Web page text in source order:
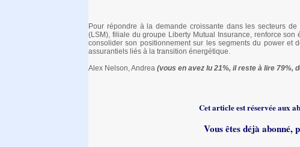
Pour répondre à la demande croissante dans les secteurs
(LSM), filiale du groupe Liberty Mutual Insurance, renforce
consolider son positionnement sur les segments du power et
assurantiels liés à la transition énergétique.
Alex Nelson, Andrea (vous en avez lu 21%, il reste à lire 79%,
Cet article est réservée aux
Vous êtes déjà abonné,